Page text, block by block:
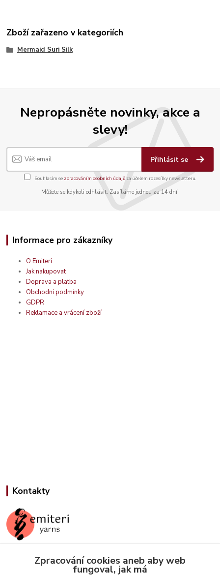
Zboží zařazeno v kategoriích
Mermaid Suri Silk
Nepropásněte novinky, akce a
slevy!
Přihlásit se
Souhlasím se zpracováním osobních údajůza účelem rozesílky newsletteru.
Můžete se kdykoli odhlásit. Zasíláme jednou za 14 dní.
Informace pro zákazníky
O Emiteri
Jak nakupovat
Doprava a platba
Obchodní podmínky
GDPR
Reklamace a vrácení zboží
Kontakty
Jana Slámová
+420 608 507 824
Zpracování cookies aneb aby web
fungoval, jak má